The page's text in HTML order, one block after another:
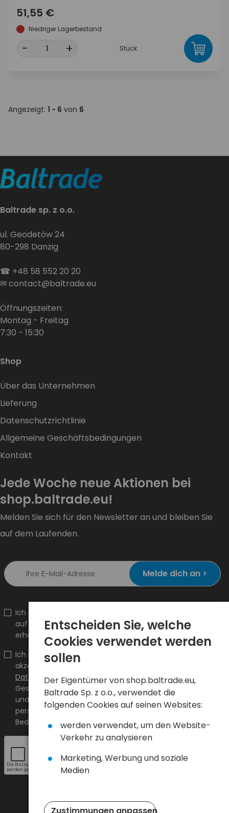
51,55 €
Niedriger Lagerbestand
- + Stück
Angezeigt: 1 - 6 von 6
Baltrade sp. z o.o.
ul. Geodetów 24
80-298 Danzig
☎ +48 58 552 20 20
✉contact@baltrade.eu
Öffnungszeiten:
Montag - Freitag
7:30 - 15:30
Shop
Über das Unternehmen
Lieferung
Datenschutzrichtlinie
Allgemeine Geschäftsbedingungen
Kontakt
Jede Woche neue Aktionen bei
shop.baltrade.eu!
Melden Sie sich für den Newsletter an und bleiben Sie
auf dem Laufenden.
Melde dich an >
Ich möchte Informationen über Neuheiten und Aktionen
auf shop.baltrade.eu an die angegebene E-Mail-Adresse
erhalten.
Ich bestätige, dass ich den Inhalt gelesen habe und ihn
akzeptiereAllgemeine Geschäftsbedingungen
Datenschutzrichtlinieund ich akzeptiere die Allgemeinen
Geschäftsbedingungen sowie die Datenschutzrichtlinie
und stimme der Verarbeitung meiner
personenbezogenen Daten zu den darin angegebenen
Bedingungen zu.
Entscheiden Sie, welche
Cookies verwendet werden
sollen
Der Eigentümer von shop.baltrade.eu,
Baltrade Sp. z o.o., verwendet die
folgenden Cookies auf seinen Websites:
werden verwendet, um den Website-
Verkehr zu analysieren
Marketing, Werbung und soziale
Medien